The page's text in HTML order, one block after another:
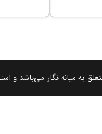
به میانه نگار می‌باشد و